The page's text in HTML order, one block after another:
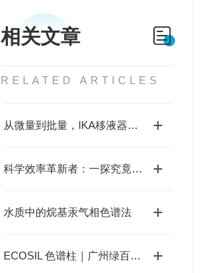
相关文章
RELATED ARTICLES
从微量到批量，IKA移液器的应用版图，藏着哪些高效秘诀？
科学效率革新者：一探究竟固相萃取装置的独特优势！
水质中的烷基汞气相色谱法
ECOSIL 色谱柱｜广州绿百草自研进口色谱自主品牌，深耕实验室检测二十年